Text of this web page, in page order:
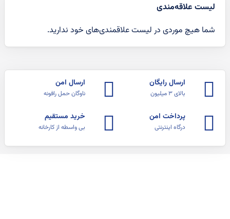
لیست علاقه‌مندی
شما هیچ موردی در لیست علاقمندی‌های خود ندارید.
ارسال رایگان
بالای ۳ میلیون
ارسال امن
ناوگان حمل رافونه
پرداخت امن
درگاه اینترنتی
خرید مستقیم
بی واسطه از کارخانه